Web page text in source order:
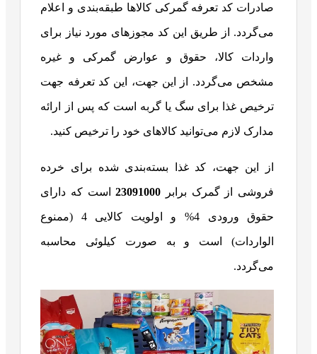
صادرات کد تعرفه گمرکی کالاها طبقه‌بندی و اعلام
می‌گردد. از طریق این کد مجوزهای مورد نیاز برای
واردات کالا، حقوق و عوارض گمرکی و غیره
مشخص می‌گردد. از این جهت، این کد تعرفه جهت
ترخیص غذا برای سگ یا گربه است که پس از ارائه
مدارک لازم می‌توانید کالاهای خود را ترخیص کنید.
از این جهت، کد غذا بسته‌بندی شده برای خرده
فروشی از گمرک برابر 23091000است که دارای
حقوق ورودی 4% و اولویت کالایی 4 (ممنوع
الواردات) است و به صورت کیلوئی محاسبه
می‌گردد.